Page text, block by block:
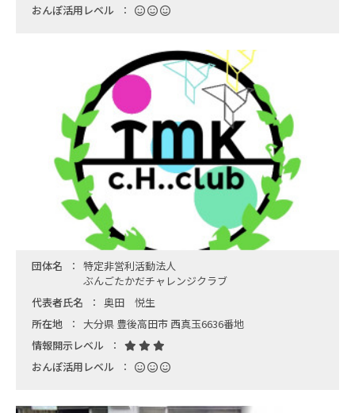
おんぽ活用レベル
団体名
特定非営利活動法人
ぶんごたかだチャレンジクラブ
代表者氏名
奥田 悦生
所在地
大分県 豊後高田市 西真玉6636番地
情報開示レベル
おんぽ活用レベル